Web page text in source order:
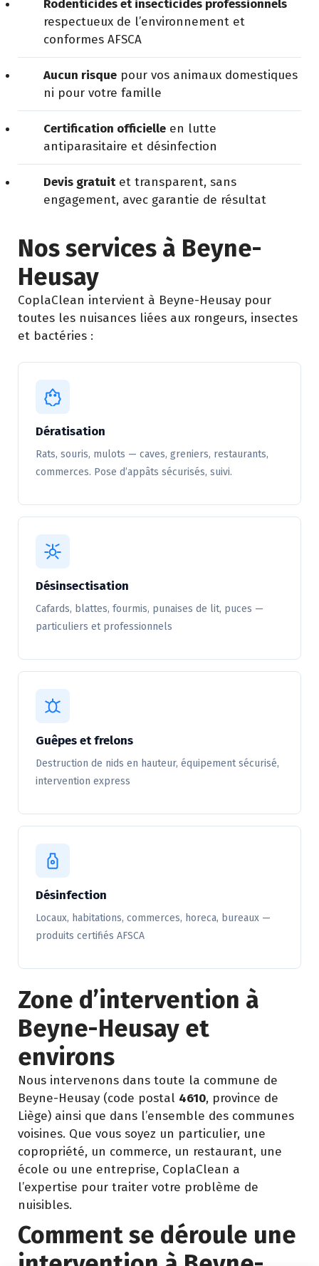
Rodenticides et insecticides professionnels
respectueux de l’environnement et
conformes AFSCA
Aucun risque pour vos animaux domestiques
ni pour votre famille
Certification officielle en lutte
antiparasitaire et désinfection
Devis gratuitet transparent, sans
engagement, avec garantie de résultat
Nos services à Beyne-
Heusay
CoplaClean intervient à Beyne-Heusay pour
toutes les nuisances liées aux rongeurs, insectes
et bactéries :
Dératisation
Rats, souris, mulots — caves, greniers, restaurants,
commerces. Pose d’appâts sécurisés, suivi.
Désinsectisation
Cafards, blattes, fourmis, punaises de lit, puces —
particuliers et professionnels
Guêpes et frelons
Destruction de nids en hauteur, équipement sécurisé,
intervention express
Désinfection
Locaux, habitations, commerces, horeca, bureaux —
produits certifiés AFSCA
Zone d’intervention à
Beyne-Heusay et
environs
Nous intervenons dans toute la commune de
Beyne-Heusay (code postal 4610, province de
Liège) ainsi que dans l’ensemble des communes
voisines. Que vous soyez un particulier, une
copropriété, un commerce, un restaurant, une
école ou une entreprise, CoplaClean a
l’expertise pour traiter votre problème de
nuisibles.
Comment se déroule une